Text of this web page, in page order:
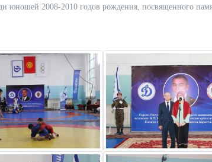
юношей 2008-2010 годов рождения, посвященного